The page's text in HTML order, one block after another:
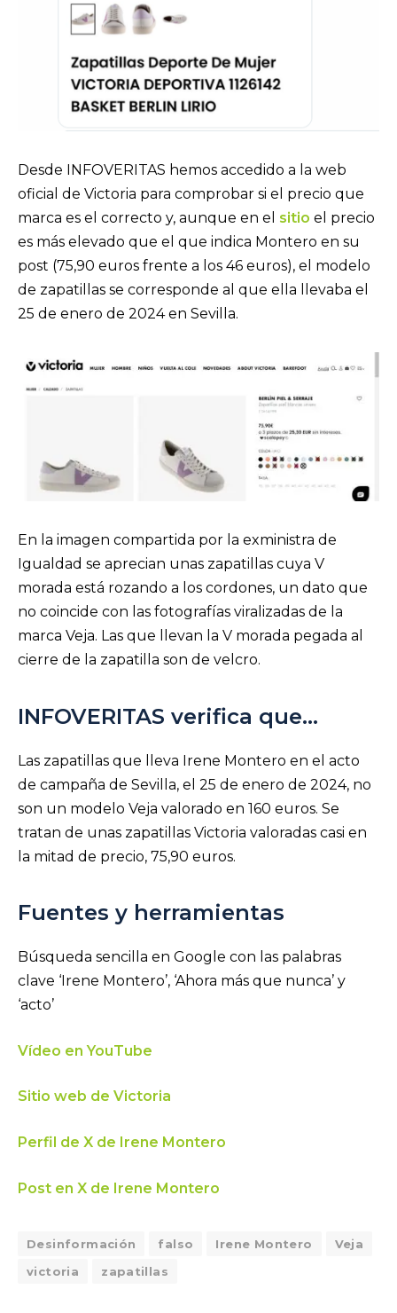
Desde INFOVERITAS hemos accedido a la web
oficial de Victoria para comprobar si el precio que
marca es el correcto y, aunque en el sitio el precio
es más elevado que el que indica Montero en su
post (75,90 euros frente a los 46 euros), el modelo
de zapatillas se corresponde al que ella llevaba el
25 de enero de 2024 en Sevilla.
En la imagen compartida por la exministra de
Igualdad se aprecian unas zapatillas cuya V
morada está rozando a los cordones, un dato que
no coincide con las fotografías viralizadas de la
marca Veja. Las que llevan la V morada pegada al
cierre de la zapatilla son de velcro.
INFOVERITAS verifica que…
Las zapatillas que lleva Irene Montero en el acto
de campaña de Sevilla, el 25 de enero de 2024, no
son un modelo Veja valorado en 160 euros. Se
tratan de unas zapatillas Victoria valoradas casi en
la mitad de precio, 75,90 euros.
Fuentes y herramientas
Búsqueda sencilla en Google con las palabras
clave ‘Irene Montero’, ‘Ahora más que nunca’ y
‘acto’
Vídeo en YouTube
Sitio web de Victoria
Perfil de X de Irene Montero
Post en X de Irene Montero
Desinformación falso Irene Montero
Veja
victoria
zapatillas